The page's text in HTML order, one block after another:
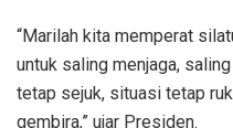
“Marilah kita memperat
untuk saling menjaga,
tetap sejuk, situasi tetap
gembira,” ujar Presiden.